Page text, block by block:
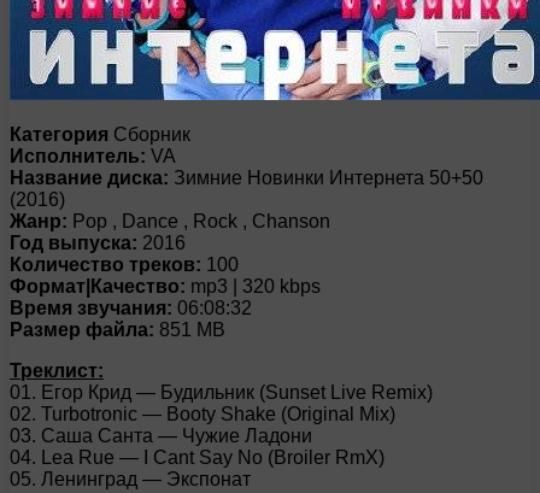
Категория Сборник
Исполнитель: VA
Название диска: Зимние Новинки Интернета 50+50
(2016)
Жанр: Pop , Dance , Rock , Chanson
Год выпуска: 2016
Количество треков: 100
Формат|Качество: mp3 | 320 kbps
Время звучания: 06:08:32
Размер файла: 851 MB
Треклист:
01. Егор Крид — Будильник (Sunset Live Remix)
02. Turbotronic — Booty Shake (Original Mix)
03. Саша Санта — Чужие Ладони
04. Lea Rue — I Cant Say No (Broiler RmX)
05. Ленинград — Экспонат